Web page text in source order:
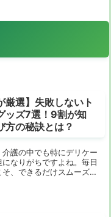
厳選】失敗しないト
ッズ7選！9割が知
方の秘訣とは？
護の中でも特にデリケー
になりがちですよね。毎日
、できるだけスムーズ